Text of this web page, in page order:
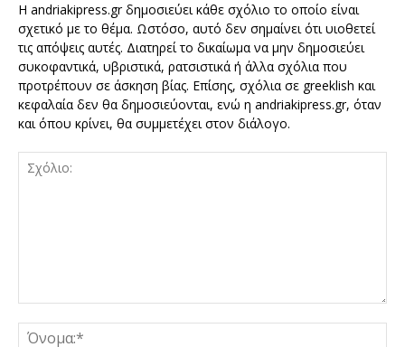
Η andriakipress.gr δημοσιεύει κάθε σχόλιο το οποίο είναι
σχετικό με το θέμα. Ωστόσο, αυτό δεν σημαίνει ότι υιοθετεί
τις απόψεις αυτές. Διατηρεί το δικαίωμα να μην δημοσιεύει
συκοφαντικά, υβριστικά, ρατσιστικά ή άλλα σχόλια που
προτρέπουν σε άσκηση βίας. Επίσης, σχόλια σε greeklish και
κεφαλαία δεν θα δημοσιεύονται, ενώ η andriakipress.gr, όταν
και όπου κρίνει, θα συμμετέχει στον διάλογο.